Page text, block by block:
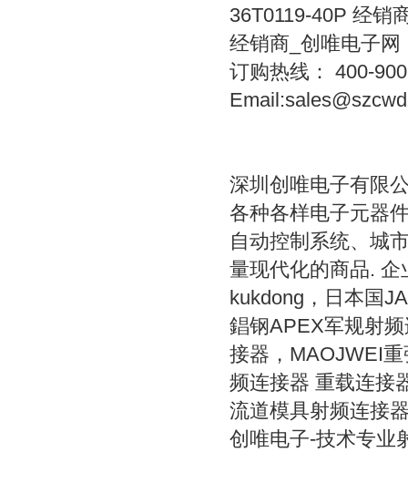
36T0119-40P 经销
经销商_创唯电子
订购热线： 400-
深圳创唯电子有限
各种各样电子元器
自动控制系统、城
量现代化的商品. 企
kukdong ，日本国
錩钢APEX军规射
接器， MAOJWEI重
频连接器 重载连接
流道模具射频连接
创唯电子-技术专业